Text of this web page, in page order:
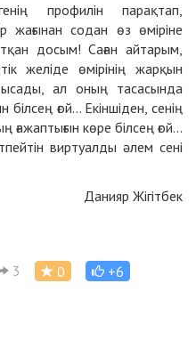
профилін парақтап,
жағынан содан өз өміріне
досым! Саған айтарым,
желіде өмірінің жарқын
ал оның тасасында
ғой... Екіншіден, сенің
ғажаптығын көре білсең ғой...
виртуалды әлем сені
Данияр Жігітбек
3 0 +6